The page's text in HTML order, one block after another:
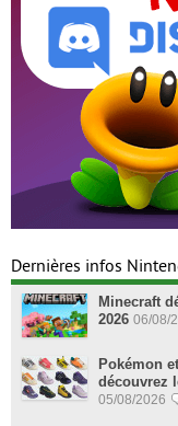
Dernières infos
Minecraft
2026 06/08/
Pokémon
découvrez
05/08/2026